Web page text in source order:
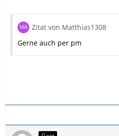
Zitat von Matthias1308
Gerne auch per pm